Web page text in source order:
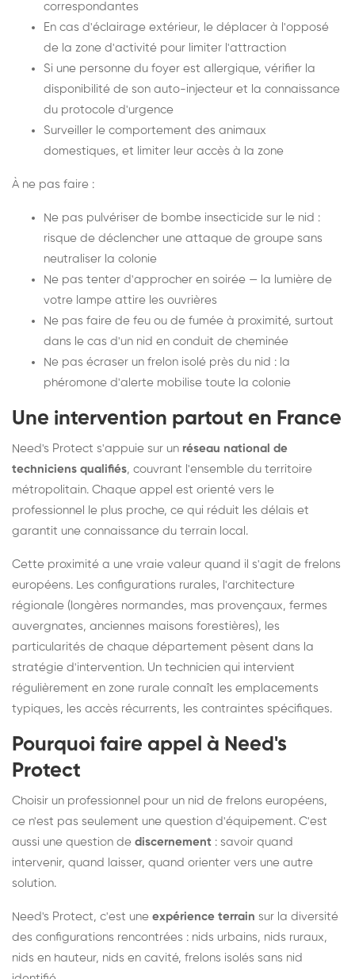
correspondantes
En cas d'éclairage extérieur, le déplacer à l'opposé
de la zone d'activité pour limiter l'attraction
Si une personne du foyer est allergique, vérifier la
disponibilité de son auto-injecteur et la connaissance
du protocole d'urgence
Surveiller le comportement des animaux
domestiques, et limiter leur accès à la zone
À ne pas faire :
Ne pas pulvériser de bombe insecticide sur le nid :
risque de déclencher une attaque de groupe sans
neutraliser la colonie
Ne pas tenter d'approcher en soirée — la lumière de
votre lampe attire les ouvrières
Ne pas faire de feu ou de fumée à proximité, surtout
dans le cas d'un nid en conduit de cheminée
Ne pas écraser un frelon isolé près du nid : la
phéromone d'alerte mobilise toute la colonie
Une intervention partout en France
Need's Protect s'appuie sur un réseau national de
techniciens qualifiés, couvrant l'ensemble du territoire
métropolitain. Chaque appel est orienté vers le
professionnel le plus proche, ce qui réduit les délais et
garantit une connaissance du terrain local.
Cette proximité a une vraie valeur quand il s'agit de frelons
européens. Les configurations rurales, l'architecture
régionale (longères normandes, mas provençaux, fermes
auvergnates, anciennes maisons forestières), les
particularités de chaque département pèsent dans la
stratégie d'intervention. Un technicien qui intervient
régulièrement en zone rurale connaît les emplacements
typiques, les accès récurrents, les contraintes spécifiques.
Pourquoi faire appel à Need's
Protect
Choisir un professionnel pour un nid de frelons européens,
ce n'est pas seulement une question d'équipement. C'est
aussi une question de discernement : savoir quand
intervenir, quand laisser, quand orienter vers une autre
solution.
Need's Protect, c'est une expérience terrain sur la diversité
des configurations rencontrées : nids urbains, nids ruraux,
nids en hauteur, nids en cavité, frelons isolés sans nid